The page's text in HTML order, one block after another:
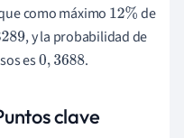
como máximo 12% de
, y la probabilidad de
es0,3688 .
clave